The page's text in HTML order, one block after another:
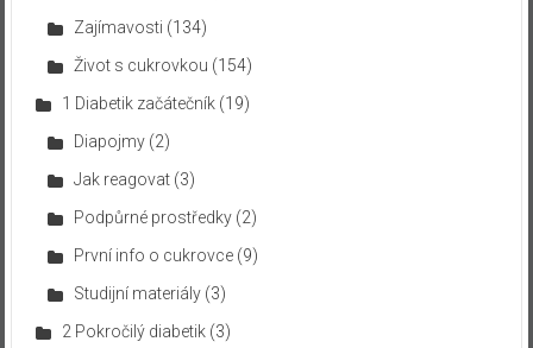
Zajímavosti (134)
Život s cukrovkou (154)
1 Diabetik začátečník(19)
Diapojmy(2)
Jak reagovat(3)
Podpůrné prostředky(2)
První info o cukrovce(9)
Studijní materiály(3)
2 Pokročilý diabetik(3)